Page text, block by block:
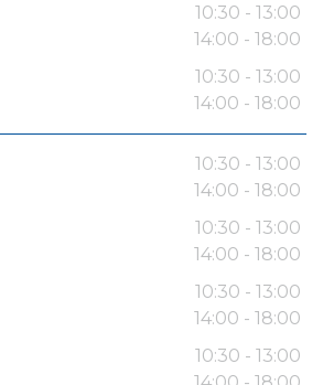
10:30 - 13:00
14:00 - 18:00
10:30 - 13:00
14:00 - 18:00
10:30 - 13:00
14:00 - 18:00
10:30 - 13:00
14:00 - 18:00
10:30 - 13:00
14:00 - 18:00
10:30 - 13:00